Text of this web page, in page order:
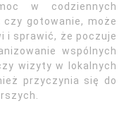
w codziennych
gotowanie, może
i sprawić, że poczuje
wspólnych
wizyty w lokalnych
przyczynia się do